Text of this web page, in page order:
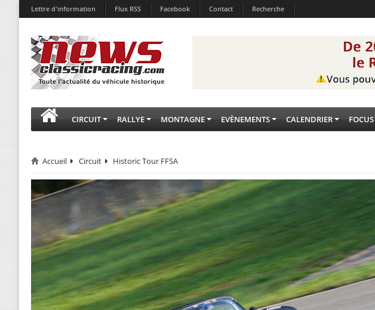
Lettre d'information Flux RSS Facebook Contact Recherche
CIRCUIT RALLYE MONTAGNE EVÈNEMENTS CALENDRIER FOCUS
Accueil Circuit Historic Tour FFSA